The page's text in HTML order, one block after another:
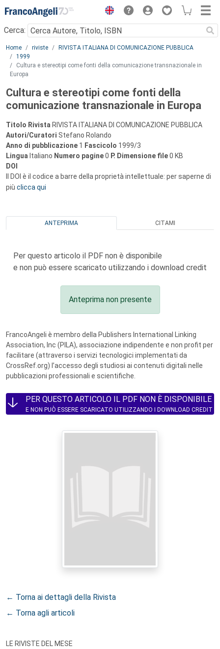
Menu
Cerca:
Main content
Home riviste
RIVISTA ITALIANA DI COMUNICAZIONE PUBBLICA
1999
Cultura e stereotipi come fonti della comunicazione transnazionale in
Europa
Cultura e stereotipi come fonti della
comunicazione transnazionale in Europa
Titolo Rivista RIVISTA ITALIANA DI COMUNICAZIONE PUBBLICA
Autori/Curatori Stefano Rolando
Anno di pubblicazione 1 Fascicolo 1999/3
Lingua Italiano Numero pagine0 P. Dimensione file0 KB
DOI
Il DOI è il codice a barre della proprietà intellettuale: per saperne di
più clicca qui
ANTEPRIMA CITAMI
Per questo articolo il PDF non è disponibile
e non può essere scaricato utilizzando i download credit
Anteprima non presente
FrancoAngeli è membro della Publishers International Linking
Association, Inc (PILA), associazione indipendente e non profit per
facilitare (attraverso i servizi tecnologici implementati da
CrossRef.org) l’accesso degli studiosi ai contenuti digitali nelle
pubblicazioni professionali e scientifiche.
PER QUESTO ARTICOLO IL PDF NON È DISPONIBILE
E NON PUÒ ESSERE SCARICATO UTILIZZANDO I DOWNLOAD CREDIT
← Torna ai dettagli della Rivista
← Torna agli articoli
LE RIVISTE DEL MESE